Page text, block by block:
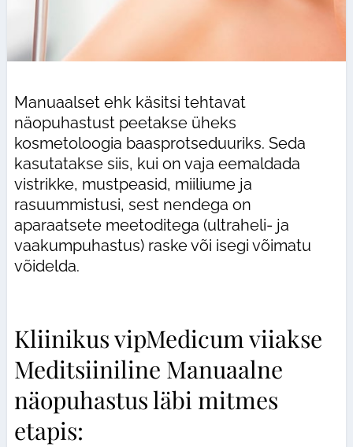
Manuaalset ehk käsitsi tehtavat
näopuhastust peetakse üheks
kosmetoloogia baasprotseduuriks. Seda
kasutatakse siis, kui on vaja eemaldada
vistrikke, mustpeasid, miiliume ja
rasuummistusi, sest nendega on
aparaatsete meetoditega (ultraheli- ja
vaakumpuhastus) raske või isegi võimatu
võidelda.
Kliinikus vipMedicum viiakse
Meditsiiniline Manuaalne
näopuhastus läbi mitmes
etapis: